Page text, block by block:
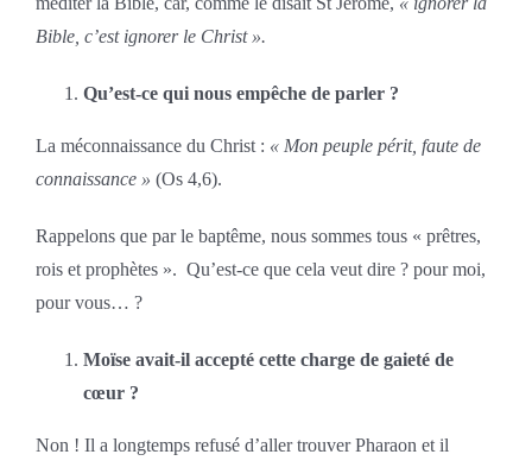
Bible, c’est ignorer le Christ ».
Qu’est-ce qui nous empêche de parler ?
La méconnaissance du Christ : « Mon peuple périt, faute de
connaissance » (Os 4,6).
Rappelons que par le baptême, nous sommes tous « prêtres,
rois et prophètes ». Qu’est-ce que cela veut dire ? pour moi,
pour vous… ?
Moïse avait-il accepté cette charge de gaieté de
cœur ?
Non ! Il a longtemps refusé d’aller trouver Pharaon et il